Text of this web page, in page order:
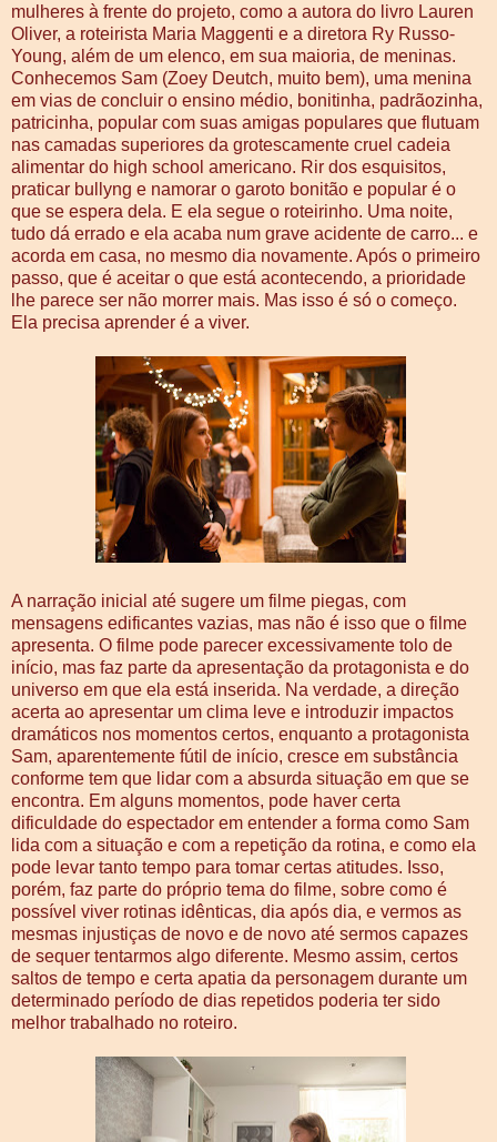
mulheres à frente do projeto, como a autora do livro Lauren
Oliver, a roteirista Maria Maggenti e a diretora Ry Russo-
Young, além de um elenco, em sua maioria, de meninas.
Conhecemos Sam (Zoey Deutch, muito bem), uma menina
em vias de concluir o ensino médio, bonitinha, padrãozinha,
patricinha, popular com suas amigas populares que flutuam
nas camadas superiores da grotescamente cruel cadeia
alimentar do high school americano. Rir dos esquisitos,
praticar bullyng e namorar o garoto bonitão e popular é o
que se espera dela. E ela segue o roteirinho. Uma noite,
tudo dá errado e ela acaba num grave acidente de carro... e
acorda em casa, no mesmo dia novamente. Após o primeiro
passo, que é aceitar o que está acontecendo, a prioridade
lhe parece ser não morrer mais. Mas isso é só o começo.
Ela precisa aprender é a viver.
A narração inicial até sugere um filme piegas, com
mensagens edificantes vazias, mas não é isso que o filme
apresenta. O filme pode parecer excessivamente tolo de
início, mas faz parte da apresentação da protagonista e do
universo em que ela está inserida. Na verdade, a direção
acerta ao apresentar um clima leve e introduzir impactos
dramáticos nos momentos certos, enquanto a protagonista
Sam, aparentemente fútil de início, cresce em substância
conforme tem que lidar com a absurda situação em que se
encontra. Em alguns momentos, pode haver certa
dificuldade do espectador em entender a forma como Sam
lida com a situação e com a repetição da rotina, e como ela
pode levar tanto tempo para tomar certas atitudes. Isso,
porém, faz parte do próprio tema do filme, sobre como é
possível viver rotinas idênticas, dia após dia, e vermos as
mesmas injustiças de novo e de novo até sermos capazes
de sequer tentarmos algo diferente. Mesmo assim, certos
saltos de tempo e certa apatia da personagem durante um
determinado período de dias repetidos poderia ter sido
melhor trabalhado no roteiro.